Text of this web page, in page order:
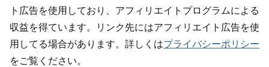
ト広告を使用しており、アフィリエイトプログラムによる
収益を得ています。リンク先にはアフィリエイト広告を使
用してる場合があります。詳しくはプライバシーポリシー
をご覧ください。